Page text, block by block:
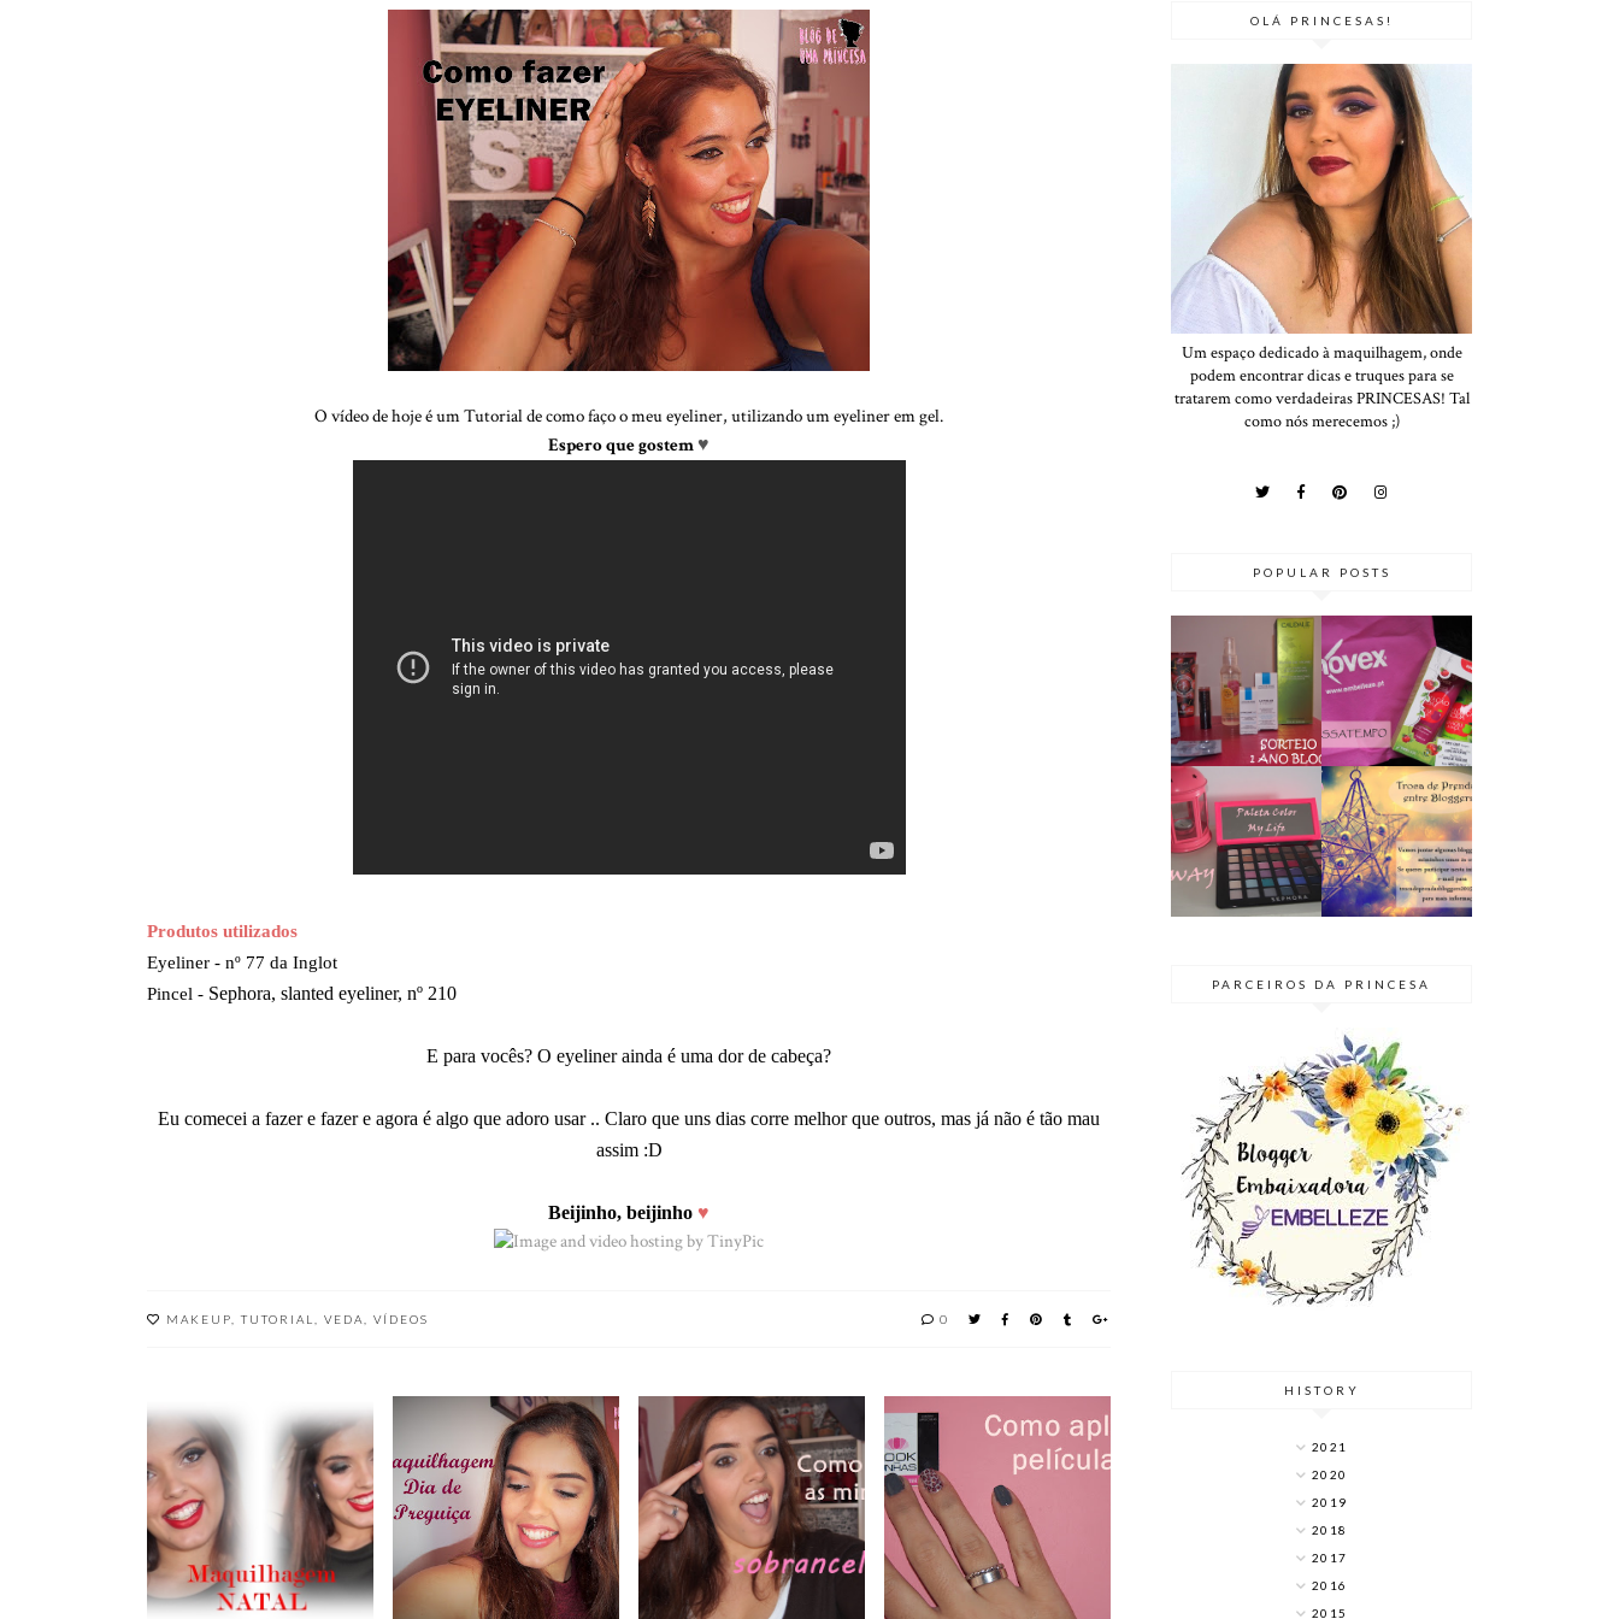
O vídeo de hoje é um Tutorial de como faço o meu eyeliner, utilizando um eyeliner em gel.
Espero que gostem ♥
Produtos utilizados
Eyeliner - nº 77 da Inglot
Pincel - Sephora, slanted eyeliner, nº 210
E para vocês? O eyeliner ainda é uma dor de cabeça?
Eu comecei a fazer e fazer e agora é algo que adoro usar .. Claro que uns dias corre melhor que outros, mas já não é tão mau
assim :D
Beijinho, beijinho ♥
0
MAKEUP TUTORIAL VEDA VÍDEOS
MAQUILHAGEM DE
NATAL | VÍDEO
TUTORIAL
MAQUILHAGEM DIA
DA PREGUIÇA |
VÍDEO
COMO FAÇO AS
MINHAS
SOBRANCELHAS? |
VÍDEO
COMO APLICAR
PELÍCULA | LOOK DAS
UNHAS | VÍDEO
OLÁ PRINCESAS!
Um espaço dedicado à maquilhagem, onde
podem encontrar dicas e truques para se
tratarem como verdadeiras PRINCESAS! Tal
como nós merecemos ;)
POPULAR POSTS
SORTEIO | 1
ANO DE BLOG
♥ TERMINADO
PASSATEMPO
// KIT NOVEX
TENTAÇÃO
ÁCIDA
GIVEAWAY |
PALETA COLOR
MY LIFE
@SEPHORA
BLOGGER
SECRETO 2015
| TROCA DE
PRENDAS
PARCEIROS DA PRINCESA
HISTORY
2021
2020
2019
2018
2017
2016
2015